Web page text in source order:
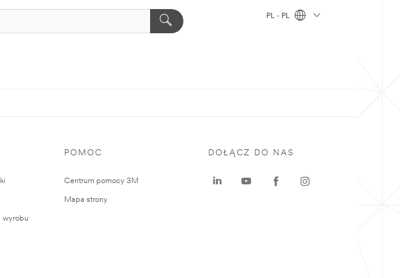
PL - PL
wyrobu
POMOC
Centrum pomocy 3M
Mapa strony
DOŁĄCZ DO NAS